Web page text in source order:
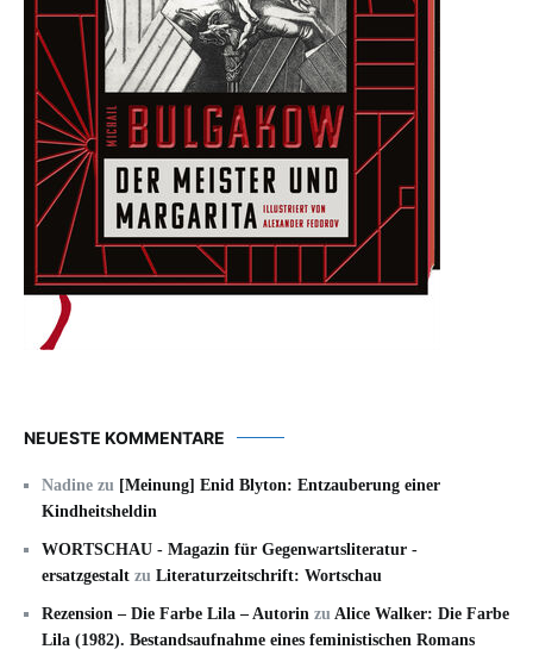
NEUESTE KOMMENTARE
Nadine zu [Meinung] Enid Blyton: Entzauberung einer
Kindheitsheldin
WORTSCHAU - Magazin für Gegenwartsliteratur -
ersatzgestalt zu Literaturzeitschrift: Wortschau
Rezension – Die Farbe Lila – Autorin zu Alice Walker: Die Farbe
Lila (1982). Bestandsaufnahme eines feministischen Romans